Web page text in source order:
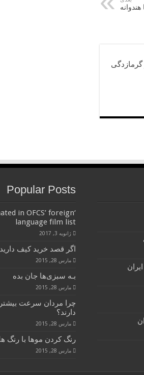
گرمازدگی
Popular Posts
in OFCS’ foreign
language film list
ژانویه 3, 2017
اگر قصد خرید کیف
مارس 28, 2015
بـه سبزی‌ها جان بده
مارس 28, 2015
چرا مردان سرعت
دارند؟
مارس 28, 2015
رنگ کردن موها با رنگ
مارس 28, 2015